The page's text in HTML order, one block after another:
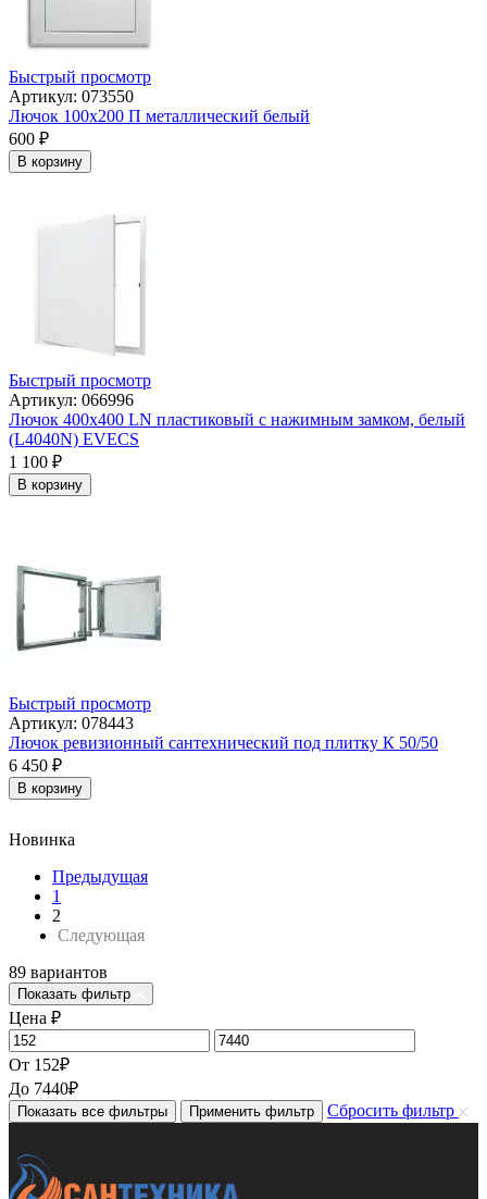
Быстрый просмотр
Артикул: 073550
Лючок 100х200 П металлический белый
600 ₽
В корзину
Быстрый просмотр
Артикул: 066996
Лючок 400х400 LN пластиковый с нажимным замком, белый
(L4040N) EVECS
1 100 ₽
В корзину
Быстрый просмотр
Артикул: 078443
Лючок ревизионный сантехнический под плитку К 50/50
6 450 ₽
В корзину
Новинка
Предыдущая
1
2
Следующая
89 вариантов
Показать фильтр
Цена ₽
От 152₽
До 7440₽
Показать все фильтры Применить фильтр Сбросить фильтр